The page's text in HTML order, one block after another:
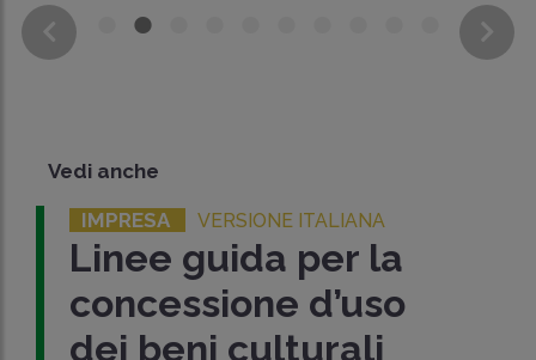
Vedi anche
IMPRESA VERSIONE ITALIANA
Linee guida per la
concessione d’uso
dei beni culturali